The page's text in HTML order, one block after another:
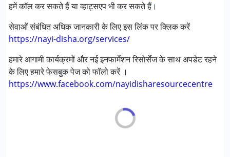
हमें कॉल कर सकते हैं या व्हाट्सएप भी कर सकते हैं।
सेवाओं संबंधित अधिक जानकारी के लिए इस लिंक पर क्लिक करें
https://nayi-disha.org/services/
हमारे आगामी कार्यक्रमों और नई इनफार्मेशन रिसोर्सेज के साथ अपडेट रहने
के लिए हमारे फेसबुक पेज को फॉलो करें ।
https://www.facebook.com/nayidisharesourcecentre